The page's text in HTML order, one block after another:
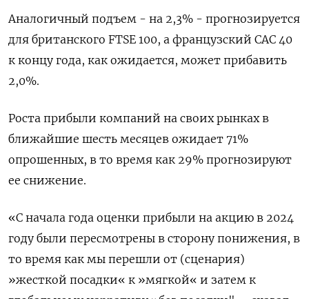
Аналогичный подъем - на 2,3% - прогнозируется
для британского FTSE 100, а французский CAC 40
к концу года, как ожидается, может прибавить
2,0%.
Роста прибыли компаний на своих рынках в
ближайшие шесть месяцев ожидает 71%
опрошенных, в то время как 29% прогнозируют
ее снижение.
«С начала года оценки прибыли на акцию в 2024
году были пересмотрены в сторону понижения, в
то время как мы перешли от (сценария)
»жесткой посадки« к »мягкой« и затем к